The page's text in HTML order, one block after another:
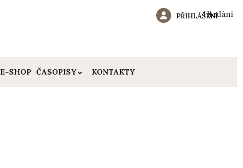
Hledání
PŘIHLÁŠENÍ
E-SHOP ČASOPISY KONTAKTY